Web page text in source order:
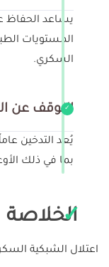
يساعد
المستويات
السكري.
التوقف عن
يُعد التدخين
بما في ذلك
الخلاصة
اعتلال الشبكية